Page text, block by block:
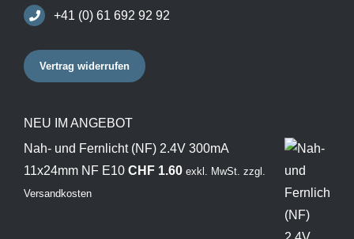
+41 (0) 61 692 92 92
Vertrag widerrufen
NEU IM ANGEBOT
Nah- und Fernlicht (NF) 2.4V 300mA
11x24mm NF E10 CHF1.60 exkl. MwSt. zzgl.
Versandkosten